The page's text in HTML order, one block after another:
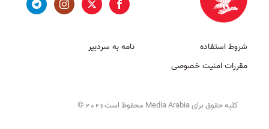
شروط استفاده
مقررات امنیت خصوصی
نامه به سردبیر
کلیه حقوق برای Media Arabia محفوظ است 2026
©